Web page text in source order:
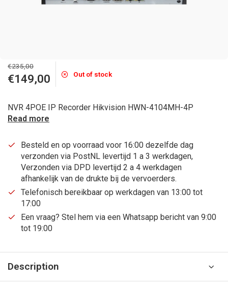
€235,00
€149,00 Out of stock
NVR 4POE IP Recorder Hikvision HWN-4104MH-4P
Read more
Besteld en op voorraad voor 16:00 dezelfde dag
verzonden via PostNL levertijd 1 a 3 werkdagen,
Verzonden via DPD levertijd 2 a 4 werkdagen
afhankelijk van de drukte bij de vervoerders.
Telefonisch bereikbaar op werkdagen van 13:00 tot
17:00
Een vraag? Stel hem via een Whatsapp bericht van 9:00
tot 19:00
Description